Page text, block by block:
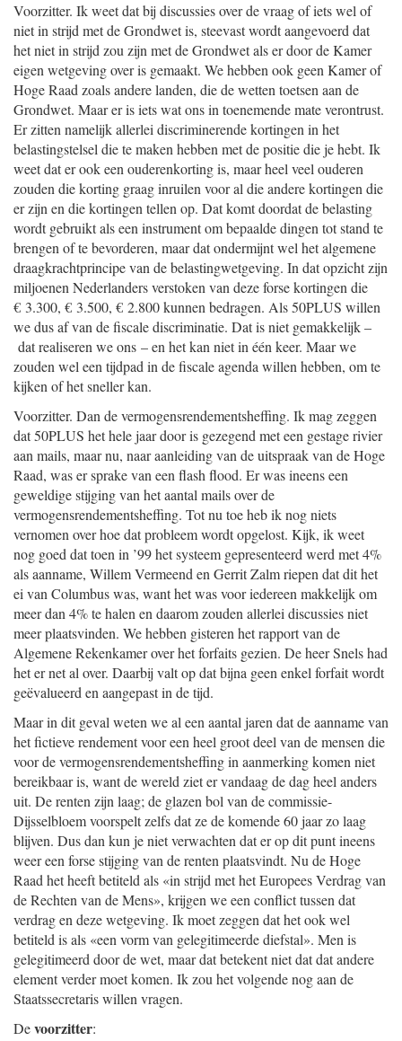
Voorzitter. Ik weet dat bij discussies over de vraag of iets wel of
niet in strijd met de Grondwet is, steevast wordt aangevoerd dat
het niet in strijd zou zijn met de Grondwet als er door de Kamer
eigen wetgeving over is gemaakt. We hebben ook geen Kamer of
Hoge Raad zoals andere landen, die de wetten toetsen aan de
Grondwet. Maar er is iets wat ons in toenemende mate verontrust.
Er zitten namelijk allerlei discriminerende kortingen in het
belastingstelsel die te maken hebben met de positie die je hebt. Ik
weet dat er ook een ouderenkorting is, maar heel veel ouderen
zouden die korting graag inruilen voor al die andere kortingen die
er zijn en die kortingen tellen op. Dat komt doordat de belasting
wordt gebruikt als een instrument om bepaalde dingen tot stand te
brengen of te bevorderen, maar dat ondermijnt wel het algemene
draagkrachtprincipe van de belastingwetgeving. In dat opzicht zijn
miljoenen Nederlanders verstoken van deze forse kortingen die
€ 3.300, € 3.500, € 2.800 kunnen bedragen. Als 50PLUS willen
we dus af van de fiscale discriminatie. Dat is niet gemakkelijk –
dat realiseren we ons – en het kan niet in één keer. Maar we
zouden wel een tijdpad in de fiscale agenda willen hebben, om te
kijken of het sneller kan.
Voorzitter. Dan de vermogensrendementsheffing. Ik mag zeggen
dat 50PLUS het hele jaar door is gezegend met een gestage rivier
aan mails, maar nu, naar aanleiding van de uitspraak van de Hoge
Raad, was er sprake van een flash flood. Er was ineens een
geweldige stijging van het aantal mails over de
vermogensrendementsheffing. Tot nu toe heb ik nog niets
vernomen over hoe dat probleem wordt opgelost. Kijk, ik weet
nog goed dat toen in ’99 het systeem gepresenteerd werd met 4%
als aanname, Willem Vermeend en Gerrit Zalm riepen dat dit het
ei van Columbus was, want het was voor iedereen makkelijk om
meer dan 4% te halen en daarom zouden allerlei discussies niet
meer plaatsvinden. We hebben gisteren het rapport van de
Algemene Rekenkamer over het forfaits gezien. De heer Snels had
het er net al over. Daarbij valt op dat bijna geen enkel forfait wordt
geëvalueerd en aangepast in de tijd.
Maar in dit geval weten we al een aantal jaren dat de aanname van
het fictieve rendement voor een heel groot deel van de mensen die
voor de vermogensrendementsheffing in aanmerking komen niet
bereikbaar is, want de wereld ziet er vandaag de dag heel anders
uit. De renten zijn laag; de glazen bol van de commissie-
Dijsselbloem voorspelt zelfs dat ze de komende 60 jaar zo laag
blijven. Dus dan kun je niet verwachten dat er op dit punt ineens
weer een forse stijging van de renten plaatsvindt. Nu de Hoge
Raad het heeft betiteld als «in strijd met het Europees Verdrag van
de Rechten van de Mens», krijgen we een conflict tussen dat
verdrag en deze wetgeving. Ik moet zeggen dat het ook wel
betiteld is als «een vorm van gelegitimeerde diefstal». Men is
gelegitimeerd door de wet, maar dat betekent niet dat dat andere
element verder moet komen. Ik zou het volgende nog aan de
Staatssecretaris willen vragen.
Devoorzitter: